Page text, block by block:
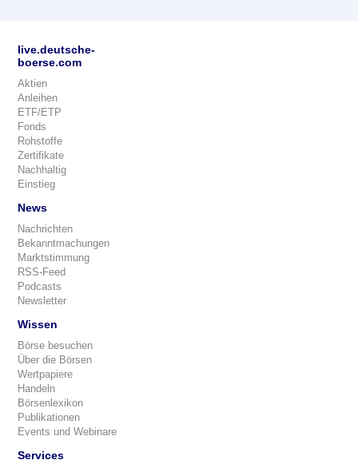
live.deutsche-
boerse.com
Aktien
Anleihen
ETF/ETP
Fonds
Rohstoffe
Zertifikate
Nachhaltig
Einstieg
News
Nachrichten
Bekanntmachungen
Marktstimmung
RSS-Feed
Podcasts
Newsletter
Wissen
Börse besuchen
Über die Börsen
Wertpapiere
Handeln
Börsenlexikon
Publikationen
Events und Webinare
Services